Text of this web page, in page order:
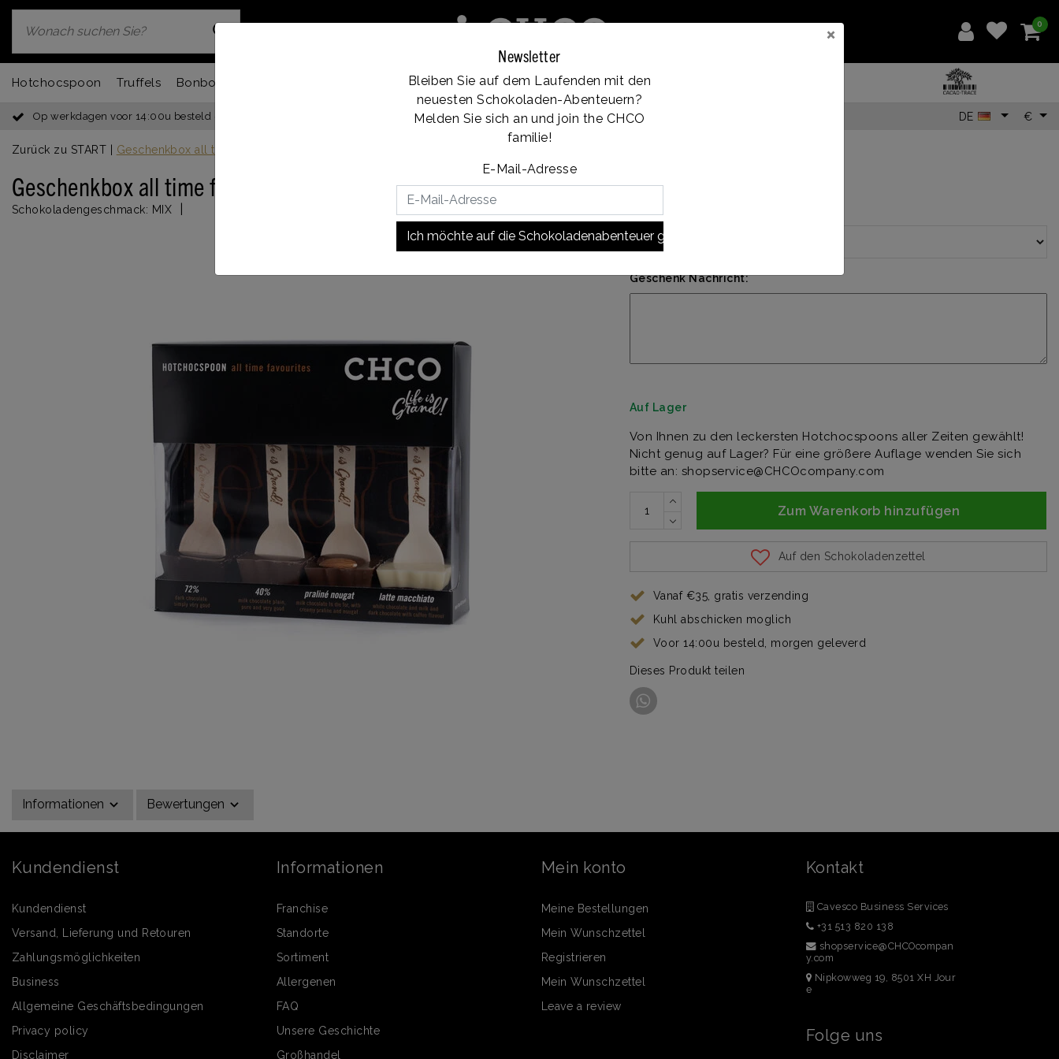
×
Newsletter
Bleiben Sie auf dem Laufenden mit den
neuesten Schokoladen-Abenteuern?
Melden Sie sich an und join the CHCO
familie!
E-Mail-Adresse
Ich möchte auf die Schokoladenabenteuer gehen!
Op werkdagen voor 14:00u besteld = dezelfde dag verzonden Vanaf €35, gratis verzending DE €
0
Hotchocspoon Truffels Bonbons Franchise Standorte Kundendienst
Zurück zu START Geschenkbox all time favorites
Geschenkbox all time favorites
Schokoladengeschmack: MIX
€17,25
Geschenk Nachricht:
Auf Lager
Von Ihnen zu den leckersten Hotchocspoons aller Zeiten gewählt!
Nicht genug auf Lager? Für eine größere Auflage wenden Sie sich
bitte an: shopservice@CHCOcompany.com
Zum Warenkorb hinzufügen
Auf den Schokoladenzettel
Vanaf €35, gratis verzending
Kuhl abschicken moglich
Voor 14:00u besteld, morgen geleverd
Dieses Produkt teilen
Informationen Bewertungen
Kundendienst
Kundendienst
Versand, Lieferung und Retouren
Zahlungsmöglichkeiten
Business
Allgemeine Geschäftsbedingungen
Privacy policy
Disclaimer
Informationen
Franchise
Standorte
Sortiment
Allergenen
FAQ
Unsere Geschichte
Großhandel
Mein konto
Meine Bestellungen
Mein Wunschzettel
Registrieren
Mein Wunschzettel
Leave a review
Kontakt
Cavesco Business Services
+31 513 820 138
shopservice@CHCOcompan
y.com
Nipkowweg 19, 8501 XH Jour
e
Folge uns